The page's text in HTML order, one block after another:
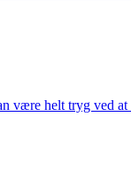
være helt tryg ved